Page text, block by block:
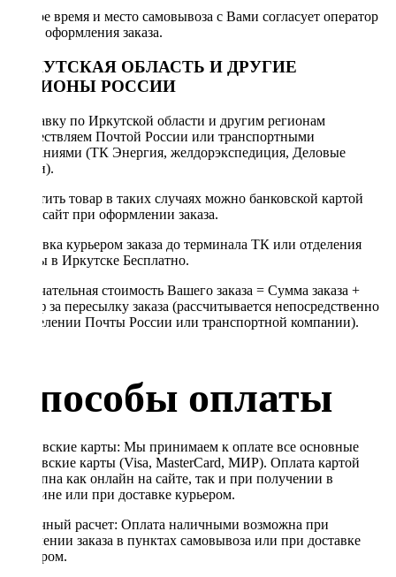
Точное время и место самовывоза с Вами согласует оператор
после оформления заказа.
ИРКУТСКАЯ ОБЛАСТЬ И ДРУГИЕ
РЕГИОНЫ РОССИИ
Отправку по Иркутской области и другим регионам
осуществляем Почтой России или транспортными
компаниями (ТК Энергия, желдорэкспедиция, Деловые
линии).
Оплатить товар в таких случаях можно банковской картой
через сайт при оформлении заказа.
Доставка курьером заказа до терминала ТК или отделения
Почты в Иркутске Бесплатно.
Окончательная стоимость Вашего заказа = Сумма заказа +
Тариф за пересылку заказа (рассчитывается непосредственно
в отделении Почты России или транспортной компании).
Способы оплаты
Банковские карты: Мы принимаем к оплате все основные
банковские карты (Visa, MasterCard, МИР). Оплата картой
доступна как онлайн на сайте, так и при получении в
магазине или при доставке курьером.
Наличный расчет: Оплата наличными возможна при
получении заказа в пунктах самовывоза или при доставке
курьером.